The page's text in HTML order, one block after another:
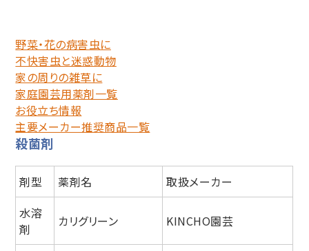
野菜・花の病害虫に
不快害虫と迷惑動物
家の周りの雑草に
家庭園芸用薬剤一覧
お役立ち情報
主要メーカー推奨商品一覧
殺菌剤
剤型 薬剤名
取扱メーカー
水溶
剤
カリグリーン KINCHO園芸